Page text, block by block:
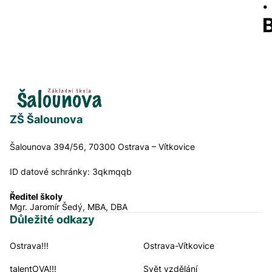
ZŠ Šalounova
Šalounova 394/56, 70300 Ostrava – Vítkovice
ID datové schránky: 3qkmqqb
Ředitel školy
Mgr. Jaromír Šedý, MBA, DBA
Důležité odkazy
Navigační odkazy
Ostrava!!! Ostrava-Vítkovice
talentOVA!!! Svět vzdělání